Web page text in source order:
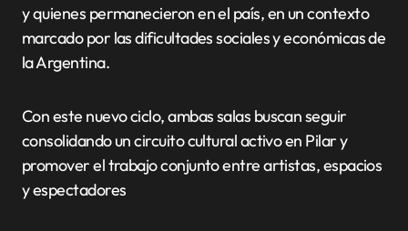
y quienes permanecieron en el país, en un contexto
marcado por las dificultades sociales y económicas de
la Argentina.
Con este nuevo ciclo, ambas salas buscan seguir
consolidando un circuito cultural activo en Pilar y
promover el trabajo conjunto entre artistas, espacios
y espectadores